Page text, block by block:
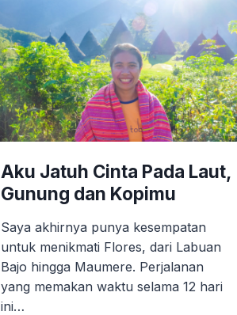
Aku Jatuh Cinta Pada Laut,
Gunung dan Kopimu
Saya akhirnya punya kesempatan
untuk menikmati Flores, dari Labuan
Bajo hingga Maumere. Perjalanan
yang memakan waktu selama 12 hari
ini…